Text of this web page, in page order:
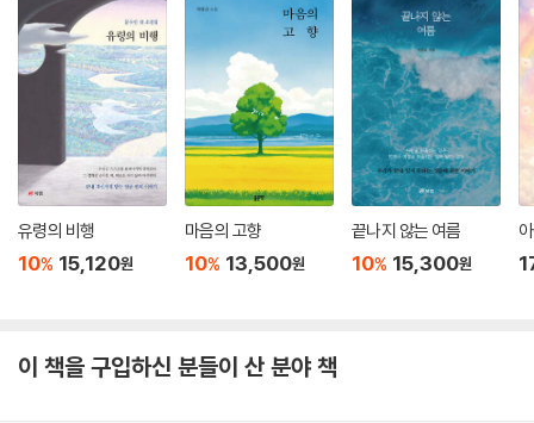
유령의 비행
10% 15,120원
마음의 고향
10% 13,500원
끝나지 않는 여름
10% 15,300원
이 책을 구입하신 분들이 산 분야 책